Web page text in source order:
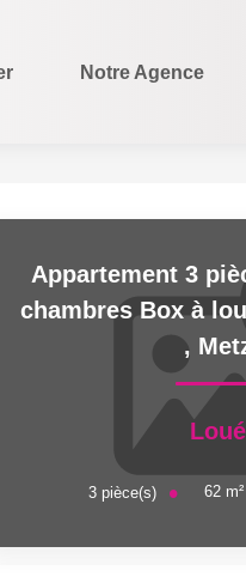
Notre Agence
Appartement 3
chambres Box à
,
Loué
3 pièce(s) 62 m²